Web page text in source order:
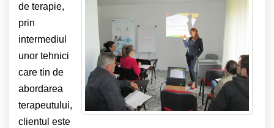
de terapie,
prin
intermediul
unor tehnici
care tin de
abordarea
terapeutului,
clientul este